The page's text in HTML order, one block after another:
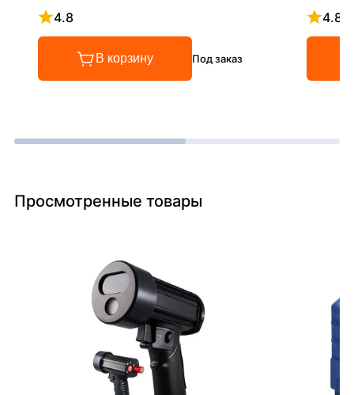
4.8
Рейтинг 4.8 из 5
В корзину Под заказ
4.8
Просмотренные товары